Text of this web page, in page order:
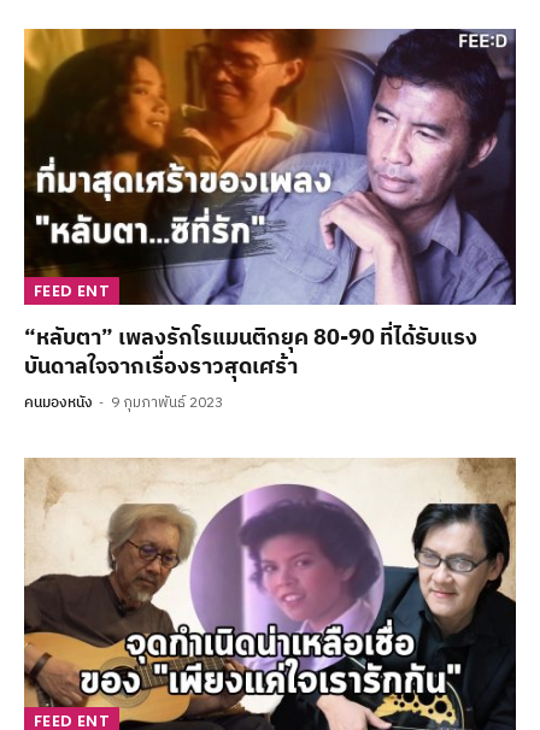
FEED ENT
“หลับตา” เพลงรักโรแมนติกยุค 80-90 ที่ได้รับแรง
บันดาลใจจากเรื่องราวสุดเศร้า
คนมองหนัง 9 กุมภาพันธ์ 2023
FEED ENT